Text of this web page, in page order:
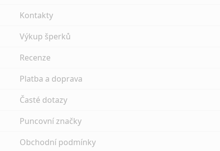
Kontakty
Výkup šperků
Recenze
Platba a doprava
Časté dotazy
Puncovní značky
Obchodní podmínky